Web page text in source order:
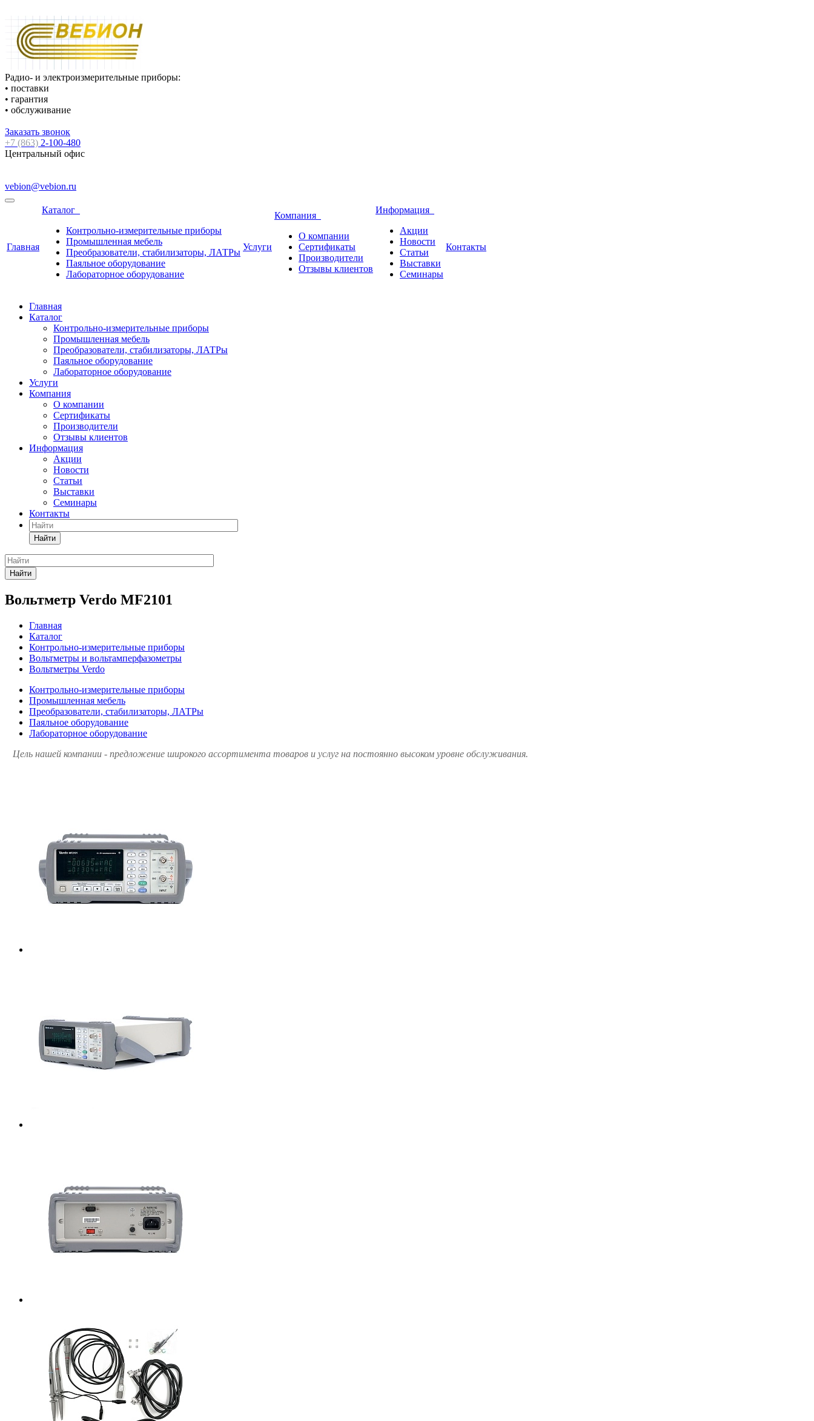
Радио- и электроизмерительные приборы:
• поставки
• гарантия
• обслуживание
Заказать звонок
+7 (863) 2-100-480
Центральный офис
vebion@vebion.ru
Главная
Каталог
Контрольно-измерительные приборы
Промышленная мебель
Преобразователи, стабилизаторы, ЛАТРы
Паяльное оборудование
Лабораторное оборудование
Услуги
Компания
О компании
Сертификаты
Производители
Отзывы клиентов
Информация
Акции
Новости
Статьи
Выставки
Семинары
Контакты
Главная
Каталог
Контрольно-измерительные приборы
Промышленная мебель
Преобразователи, стабилизаторы, ЛАТРы
Паяльное оборудование
Лабораторное оборудование
Услуги
Компания
О компании
Сертификаты
Производители
Отзывы клиентов
Информация
Акции
Новости
Статьи
Выставки
Семинары
Контакты
Найти
Найти
Вольтметр Verdo MF2101
Главная
Каталог
Контрольно-измерительные приборы
Вольтметры и вольтамперфазометры
Вольтметры Verdo
Контрольно-измерительные приборы
Промышленная мебель
Преобразователи, стабилизаторы, ЛАТРы
Паяльное оборудование
Лабораторное оборудование
Цель нашей компании - предложение широкого ассортимента товаров и услуг на постоянно высоком уровне обслуживания.